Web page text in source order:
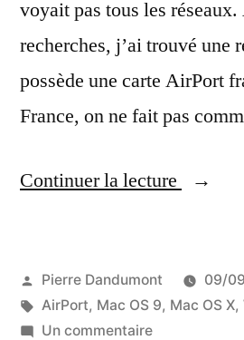
voyait pas tous les
recherches, j’ai trouvé une
possède une carte AirPort
France, on ne fait pas
Continuer la lecture
« Les
AirPort
française
Publié
par
Pierre Dandumont 09/
Étiquettes :
AirPort, Mac OS 9, Mac OS X,
Un commentairesur